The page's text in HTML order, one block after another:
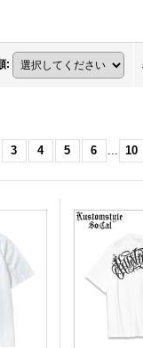
:
3 4 5 6 ... 10